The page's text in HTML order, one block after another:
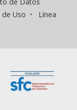
Uso • Línea